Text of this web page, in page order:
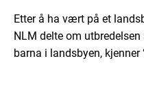
Etter å ha vært på et
NLM delte om
barna i landsbyen, kjenner